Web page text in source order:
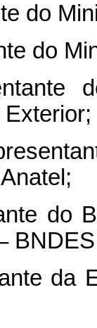
do
do
do
da